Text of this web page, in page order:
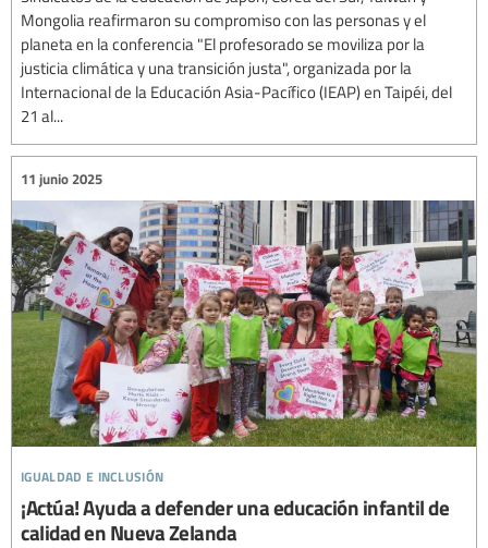
Mongolia reafirmaron su compromiso con las personas y el
planeta en la conferencia "El profesorado se moviliza por la
justicia climática y una transición justa", organizada por la
Internacional de la Educación Asia-Pacífico (IEAP) en Taipéi, del
21 al...
igualdad e inclusión
11 junio 2025
¡Actúa! Ayuda a defender una educación infantil de
calidad en Nueva Zelanda